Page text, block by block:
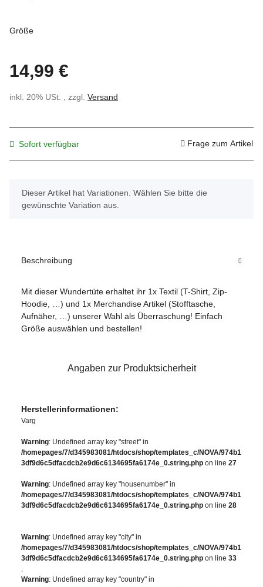
Größe
14,99 €
inkl. 20% USt. , zzgl. Versand
Sofort verfügbar Frage zum Artikel
x
Dieser Artikel hat Variationen. Wählen Sie bitte die
gewünschte Variation aus.
Beschreibung
Mit dieser Wundertüte erhaltet ihr 1x Textil (T-Shirt, Zip-
Hoodie, …) und 1x Merchandise Artikel (Stofftasche,
Aufnäher, …) unserer Wahl als Überraschung! Einfach
Größe auswählen und bestellen!
Angaben zur Produktsicherheit
Herstellerinformationen:
Varg
Warning: Undefined array key "street" in
/homepages/7/d345983081/htdocs/shop/templates_c/NOVA/974b1
3df9d6c5dfacdcb2e9d6c6134695fa6174e_0.string.php on line 27
Warning: Undefined array key "housenumber" in
/homepages/7/d345983081/htdocs/shop/templates_c/NOVA/974b1
3df9d6c5dfacdcb2e9d6c6134695fa6174e_0.string.php on line 28
Warning: Undefined array key "city" in
/homepages/7/d345983081/htdocs/shop/templates_c/NOVA/974b1
3df9d6c5dfacdcb2e9d6c6134695fa6174e_0.string.php on line 33
Warning: Undefined array key "country" in